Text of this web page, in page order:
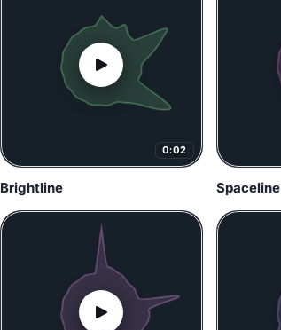
0:02
Brightline Spaceline